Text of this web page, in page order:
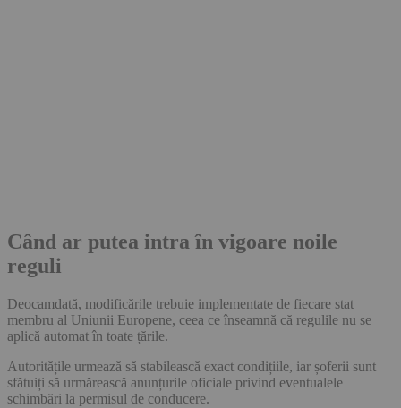
Când ar putea intra în vigoare noile
reguli
Deocamdată, modificările trebuie implementate de fiecare stat
membru al Uniunii Europene, ceea ce înseamnă că regulile nu se
aplică automat în toate țările.
Autoritățile urmează să stabilească exact condițiile, iar șoferii sunt
sfătuiți să urmărească anunțurile oficiale privind eventualele
schimbări la permisul de conducere.